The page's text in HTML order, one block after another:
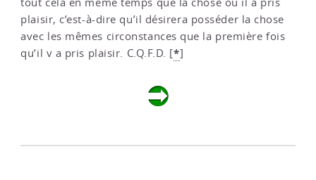
tout cela en même temps que la chose où il a pris
plaisir, c’est-à-dire qu’il désirera posséder la chose
avec les mêmes circons­tances que la première fois
qu’il v a pris plaisir. C.Q.F.D. [*]